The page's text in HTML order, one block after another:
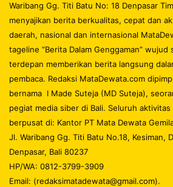
Waribang Gg. Titi Batu No: 18 Denpasar
menyajikan berita berkualitas, cepat dan
daerah, nasional dan internasional
tageline “Berita Dalam Genggaman”
terdepan memberikan berita langsung
pembaca. Redaksi MataDewata.com
bernama I Made Suteja (MD Suteja),
pegiat media siber di Bali. Seluruh
berpusat di: Kantor PT Mata Dewata
Jl. Waribang Gg. Titi Batu No.18, Kesiman,
Denpasar, Bali 80237
HP/WA: 0812-3799-3909
Email: (redaksimatadewata@gmail.com).